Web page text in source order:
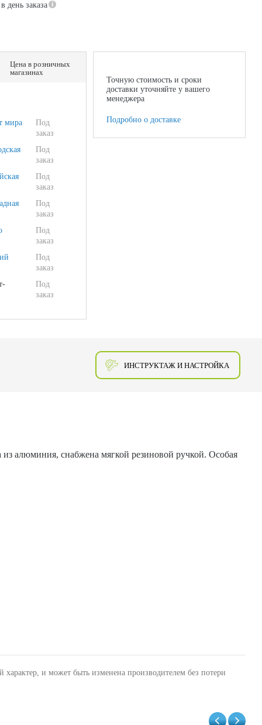
день заказа
Цена в розничных
магазинах
мира
Под
заказ
Под
заказ
Под
заказ
Под
заказ
Под
заказ
Под
заказ
Под
заказ
Точную стоимость и сроки
доставки уточняйте у вашего
менеджера
Подробно о доставке
ИНСТРУКТАЖ И НАСТРОЙКА
из алюминия, снабжена мягкой резиновой ручкой. Особая
и может быть изменена производителем без потери